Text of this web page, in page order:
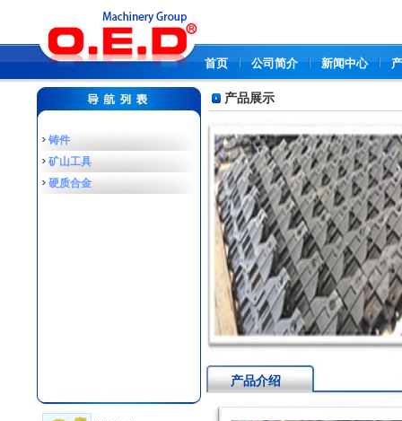
首页 公司简介 新闻中心
铸件
矿山工具
硬质合金
产品展示
产品介绍